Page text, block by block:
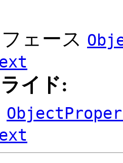
ェース
イド: